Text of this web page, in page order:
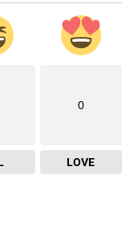
0
LOVE